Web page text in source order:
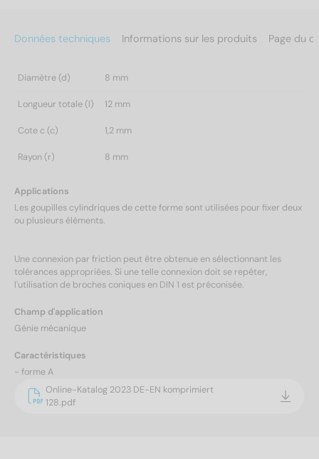
Données techniques Informations sur les produits Page du
Diamètre (d) 8 mm
Longueur totale (l) 12 mm
Cote c (c) 1,2 mm
Rayon (r) 8 mm
Applications
Les goupilles cylindriques de cette forme sont utilisées pour fixer deux
ou plusieurs éléments.
Une connexion par friction peut être obtenue en sélectionnant les
tolérances appropriées. Si une telle connexion doit se repéter,
l'utilisation de broches coniques en DIN 1 est préconisée.
Champ d'application
Génie mécanique
Caractéristiques
- forme A
Online-Katalog 2023 DE-EN komprimiert
128.pdf